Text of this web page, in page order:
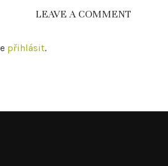
LEAVE A COMMENT
přihlásit.